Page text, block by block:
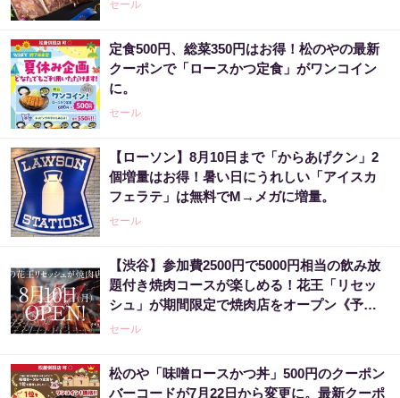
セール
定食500円、総菜350円はお得！松のやの最新
クーポンで「ロースかつ定食」がワンコイン
に。
セール
【ローソン】8月10日まで「からあげクン」2
個増量はお得！暑い日にうれしい「アイスカ
フェラテ」は無料でM→メガに増量。
セール
【渋谷】参加費2500円で5000円相当の飲み放
題付き焼肉コースが楽しめる！花王「リセッ
シュ」が期間限定で焼肉店をオープン《予約
受付中》
セール
松のや「味噌ロースかつ丼」500円のクーポン
バーコードが7月22日から変更に。最新クーポ